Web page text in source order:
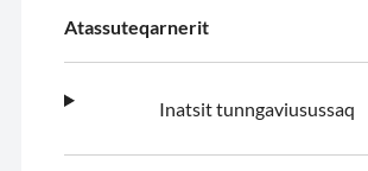
Atassuteqarnerit
Inatsit tunngaviusussaq